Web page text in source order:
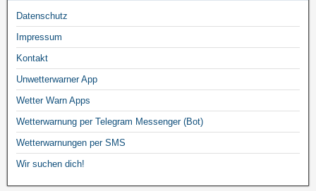
Datenschutz
Impressum
Kontakt
Unwetterwarner App
Wetter Warn Apps
Wetterwarnung per Telegram Messenger (Bot)
Wetterwarnungen per SMS
Wir suchen dich!